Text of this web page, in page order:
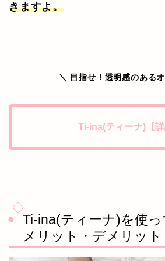
きますよ。
＼ 目指せ！ 透明感のある
Ti-ina(ティーナ)【詳
Ti-ina(ティーナ)を使
メリット・デメリット